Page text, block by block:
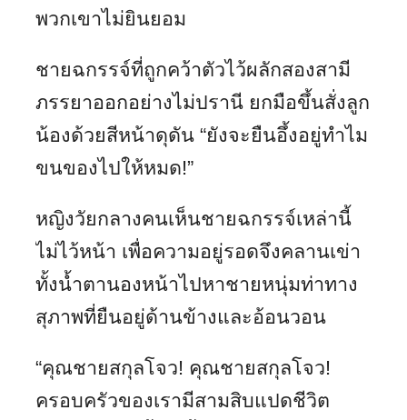
พวกเขาไม่ยินยอม
ชายฉกรรจ์ที่ถูกคว้าตัวไว้ผลักสองสามี
ภรรยาออกอย่างไม่ปรานี ยกมือขึ้นสั่งลูก
น้องด้วยสีหน้าดุดัน “ยังจะยืนอึ้งอยู่ทำไม
ขนของไปให้หมด!”
หญิงวัยกลางคนเห็นชายฉกรรจ์เหล่านี้
ไม่ไว้หน้า เพื่อความอยู่รอดจึงคลานเข่า
ทั้งน้ำตานองหน้าไปหาชายหนุ่มท่าทาง
สุภาพที่ยืนอยู่ด้านข้างและอ้อนวอน
“คุณชายสกุลโจว! คุณชายสกุลโจว!
ครอบครัวของเรามีสามสิบแปดชีวิต